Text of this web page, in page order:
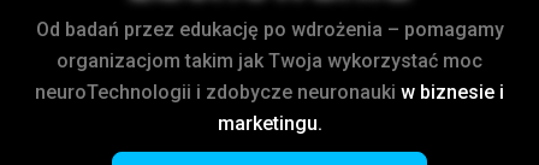
Od badań przez edukację po wdrożenia – pomagamy
organizacjom takim jak Twoja wykorzystać moc
neuroTechnologii i zdobycze neuronauki w biznesie i
marketingu.